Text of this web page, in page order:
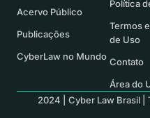
Política
Termos
de Uso
Contato
Área do
Acervo Público
Publicações
CyberLaw no Mundo
2024 | Cyber Law Brasil |